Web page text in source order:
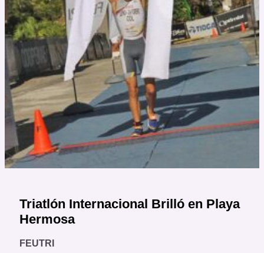
Triatlón Internacional Brilló en Playa
Hermosa
FEUTRI